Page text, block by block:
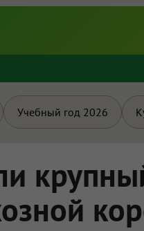
Учебный год 2026